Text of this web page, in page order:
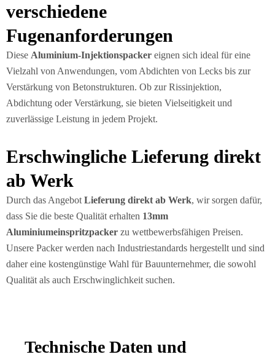
verschiedene
Fugenanforderungen
Diese Aluminium-Injektionspacker eignen sich ideal für eine
Vielzahl von Anwendungen, vom Abdichten von Lecks bis zur
Verstärkung von Betonstrukturen. Ob zur Rissinjektion,
Abdichtung oder Verstärkung, sie bieten Vielseitigkeit und
zuverlässige Leistung in jedem Projekt.
Erschwingliche Lieferung direkt
ab Werk
Durch das Angebot Lieferung direkt ab Werk, wir sorgen dafür,
dass Sie die beste Qualität erhalten 13mm
Aluminiumeinspritzpacker zu wettbewerbsfähigen Preisen.
Unsere Packer werden nach Industriestandards hergestellt und sind
daher eine kostengünstige Wahl für Bauunternehmer, die sowohl
Qualität als auch Erschwinglichkeit suchen.
Technische Daten und